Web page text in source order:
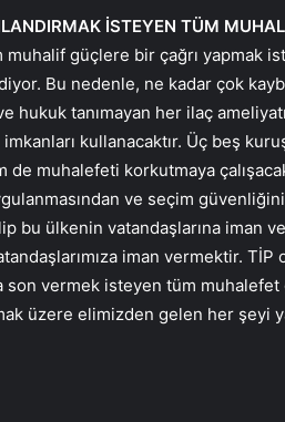
İSTEYEN TÜM
muhalif güçlere bir çağrı yapmak
Bu nedenle, ne kadar çok
hukuk tanımayan her ilaç
imkanları kullanacaktır. Üç beş
muhalefeti korkutmaya
ve seçim
bu ülkenin vatandaşlarına iman
iman vermektir.
vermek isteyen tüm muhalefet
üzere elimizden gelen her şeyi